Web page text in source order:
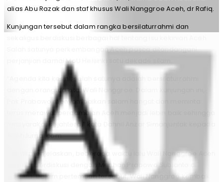
alias Abu Razak dan staf khusus Wali Nanggroe Aceh, dr Rafiq.
Kunjungan tersebut dalam rangka bersilaturrahmi dan
Salah satunya perkembangan Aceh pasca ditandangani
perjanjian damai MoU Helsinki satu dekade silam.
“Agenda kita kesini, salah satunya adalah bersilaturrahmi
dengan orangtua kita, Wali Nanggroe. Dalam kunjungan ini,
Pak Prabowo menyampaikan salam hangat dan meminta
terus merawat perdamaian Aceh menjadi lebih baik sehingga
masyarakat sejahtera,” kata Dahnil Anzar Simanjuntak kepada
AcehJurnal.com.
Dahnil menjelaskan, beberapa waktu lalu Wali Nanggroe Aceh
sempat berdiskusi dengan Menhan Prabowo Subianto di
Jakarta. Dalam pertemuan tersebut, Wali Nanggroe kembali